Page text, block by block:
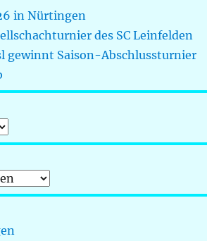
in Nürtingen
des SC Leinfelden
gewinnt Saison-Abschlussturnier